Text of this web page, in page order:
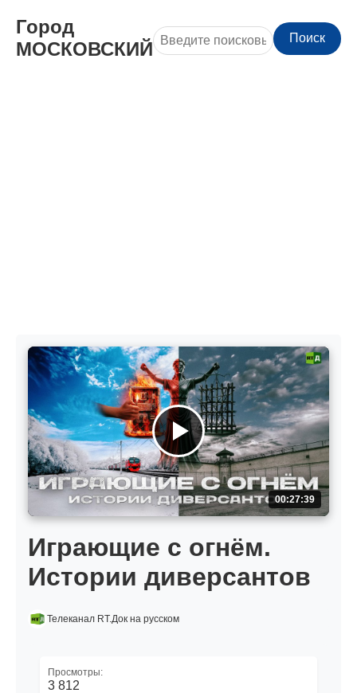
Город
МОСКОВСКИЙ
Поиск
00:27:39
Играющие с огнём.
Истории диверсантов
Телеканал RT.Док на русском
Просмотры:
3 812